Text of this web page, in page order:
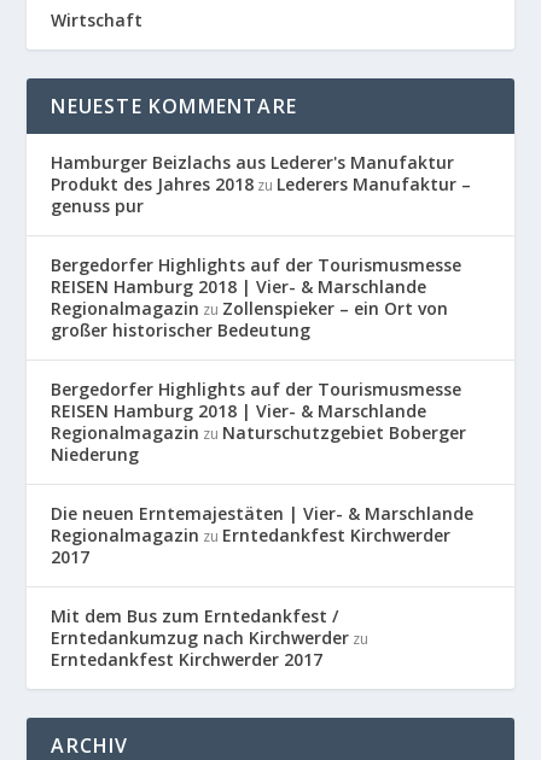
Wirtschaft
NEUESTE KOMMENTARE
Hamburger Beizlachs aus Lederer's Manufaktur
Produkt des Jahres 2018 zu Lederers Manufaktur –
genuss pur
Bergedorfer Highlights auf der Tourismusmesse
REISEN Hamburg 2018 | Vier- & Marschlande
Regionalmagazin zu Zollenspieker – ein Ort von
großer historischer Bedeutung
Bergedorfer Highlights auf der Tourismusmesse
REISEN Hamburg 2018 | Vier- & Marschlande
Regionalmagazin zu Naturschutzgebiet Boberger
Niederung
Die neuen Erntemajestäten | Vier- & Marschlande
Regionalmagazin zu Erntedankfest Kirchwerder
2017
Mit dem Bus zum Erntedankfest /
Erntedankumzug nach Kirchwerder zu
Erntedankfest Kirchwerder 2017
ARCHIV